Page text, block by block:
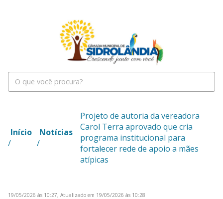
Início
/
Notícias
/
Projeto de autoria da vereadora
Carol Terra aprovado que cria
programa institucional para
fortalecer rede de apoio a mães
atípicas
19/05/2026 às 10:27, Atualizado em 19/05/2026 às 10:28